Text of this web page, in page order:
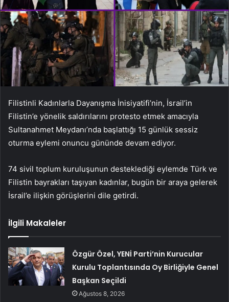
Filistinli Kadınlarla Dayanışma İnisiyatifi’nin, İsrail’in
Filistin’e yönelik saldırılarını protesto etmek amacıyla
Sultanahmet Meydanı’nda başlattığı 15 günlük sessiz
oturma eylemi onuncu gününde devam ediyor.
74 sivil toplum kuruluşunun desteklediği eylemde Türk ve
Filistin bayrakları taşıyan kadınlar, bugün bir araya gelerek
İsrail’e ilişkin görüşlerini dile getirdi.
İlgili Makaleler
Özgür Özel, YENİ Parti’nin Kurucular
Kurulu Toplantısında Oy Birliğiyle Genel
Başkan Seçildi
Ağustos 8, 2026